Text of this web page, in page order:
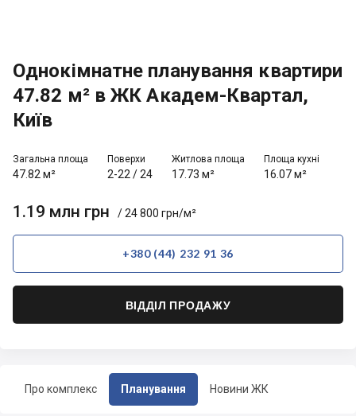
Про комплекс Планування Новини ЖК
Однокімнатне планування квартири
47.82 м² в ЖК Академ-Квартал,
Київ
Загальна площа
47.82 м²
Поверхи
2-22 /24
Житлова площа
17.73 м²
Площа кухні
16.07 м²
1.19 млн грн / 24 800 грн/м²
+380 (44) 232 91 36
ВІДДІЛ ПРОДАЖУ